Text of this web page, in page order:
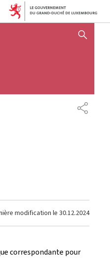
AFFICHER / MASQUER
modification le 30.12.2024
correspondante pour